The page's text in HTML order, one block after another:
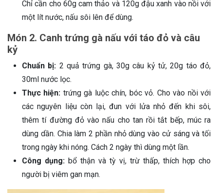
Chỉ cần cho 60g cam thảo và 120g đậu xanh vào nồi với
một lít nước, nấu sôi lên để dùng.
Món 2. Canh trứng gà nấu với táo đỏ và câu
kỷ
Chuẩn bị: 2 quả trứng gà, 30g câu kỷ tử, 20g táo đỏ,
30ml nước lọc.
Thực hiện: trứng gà luộc chín, bóc vỏ. Cho vào nồi với
các nguyên liệu còn lại, đun với lửa nhỏ đến khi sôi,
thêm tí đường đỏ vào nấu cho tan rồi tắt bếp, múc ra
dùng dần. Chia làm 2 phần nhỏ dùng vào cử sáng và tối
trong ngày khi nóng. Cách 2 ngày thì dùng một lần.
Công dụng: bổ thận và tỳ vị, trừ thấp, thích hợp cho
người bị viêm gan mạn.